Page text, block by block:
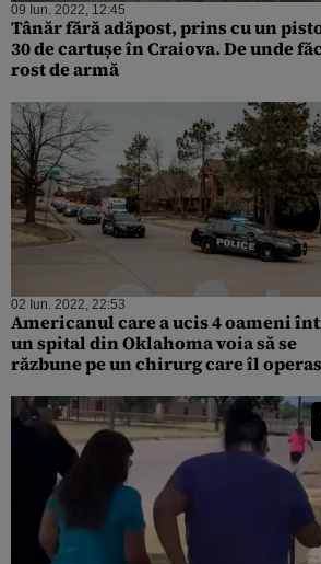
09 Iun. 2022, 12:45
Tânăr fără adăpost, prins cu un
30 de cartușe în Craiova. De unde
rost de armă
02 Iun. 2022, 22:53
Americanul care a ucis 4 oameni
un spital din Oklahoma voia să se
răzbune pe un chirurg care îl